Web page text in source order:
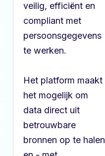
veilig, efficiënt en
compliant met
persoonsgegevens
te werken.
Het platform maakt
het mogelijk om
data direct uit
betrouwbare
bronnen op te halen